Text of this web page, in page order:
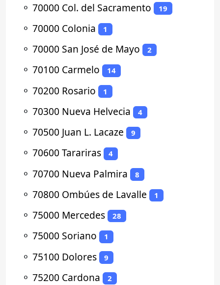
⚬ 70000 Col. del Sacramento 19
⚬ 70000 Colonia 1
⚬ 70000 San José de Mayo 2
⚬ 70100 Carmelo 14
⚬ 70200 Rosario 1
⚬ 70300 Nueva Helvecia 4
⚬ 70500 Juan L. Lacaze 9
⚬ 70600 Tarariras 4
⚬ 70700 Nueva Palmira 8
⚬ 70800 Ombúes de Lavalle 1
⚬ 75000 Mercedes 28
⚬ 75000 Soriano 1
⚬ 75100 Dolores 9
⚬ 75200 Cardona 2